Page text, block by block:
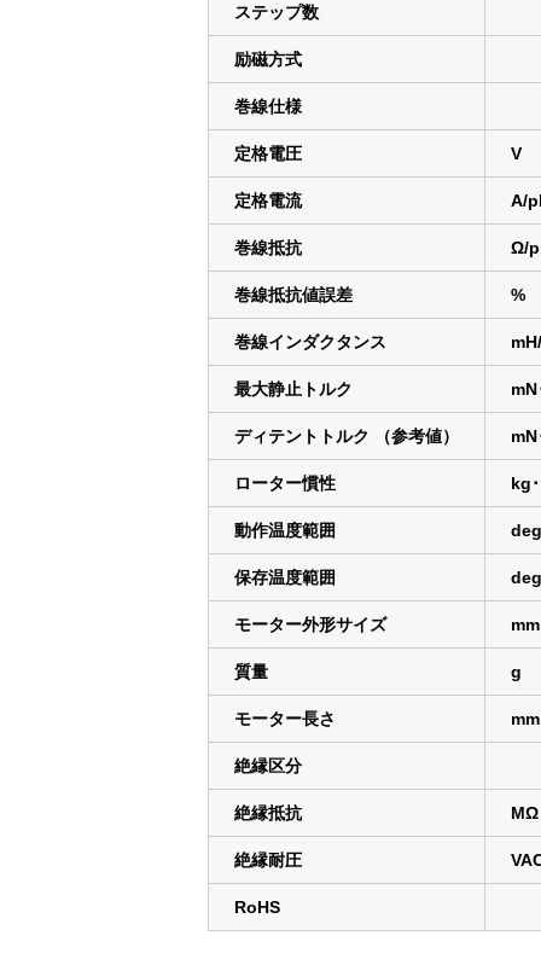
ステップ数
励磁方式
巻線仕様
定格電圧 V
定格電流 A/
巻線抵抗 Ω/
巻線抵抗値誤差 %
巻線インダクタンス
最大静止トルク mN
ディテントトルク （参考値） mN
ローター慣性 kg
動作温度範囲
保存温度範囲
モーター外形サイズ mm
質量 g
モーター長さ mm
絶縁区分
絶縁抵抗 MΩ
絶縁耐圧
RoHS